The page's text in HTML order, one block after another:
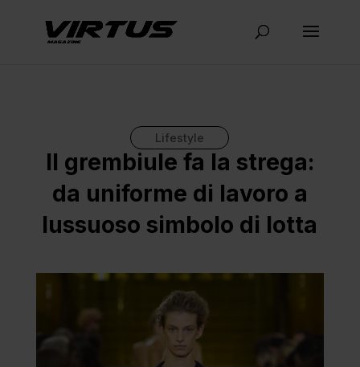
Lifestyle
Il grembiule fa la strega:
da uniforme di lavoro a
lussuoso simbolo di lotta